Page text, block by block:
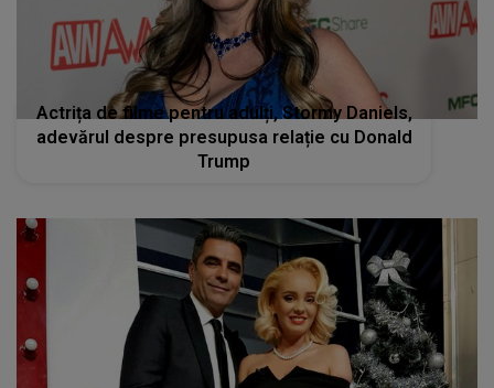
Actrița de filme pentru adulți, Stormy Daniels,
adevărul despre presupusa relație cu Donald
Trump